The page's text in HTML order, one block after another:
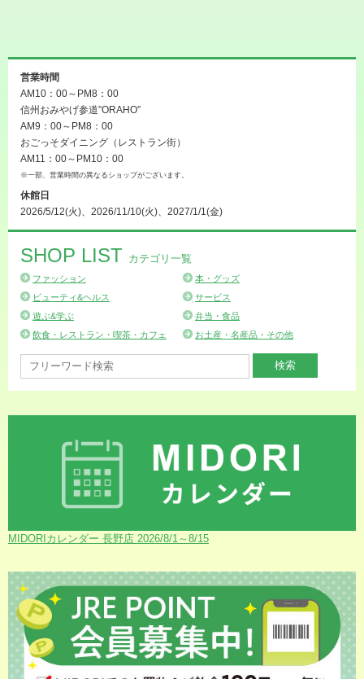
営業時間
AM10：00～PM8：00
信州おみやげ参道”ORAHO”
AM9：00～PM8：00
おごっそダイニング（レストラン街）
AM11：00～PM10：00
※一部、営業時間の異なるショップがございます。
休館日
2026/5/12(火)、2026/11/10(火)、2027/1/1(金)
SHOP LIST カテゴリ一覧
ファッション
本・グッズ
ビューティ&ヘルス
サービス
遊ぶ&学ぶ
弁当・食品
飲食・レストラン・喫茶・カフェ
お土産・名産品・その他
MIDORIカレンダー 長野店 2026/8/1～8/15